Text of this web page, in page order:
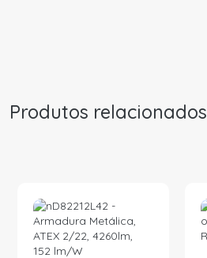
Produtos relacionados